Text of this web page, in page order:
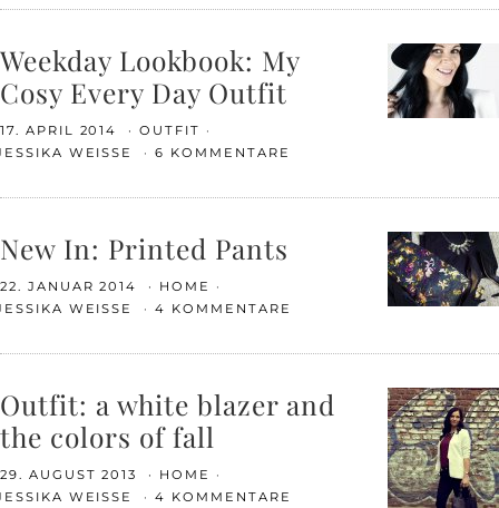
Weekday Lookbook: My
Cosy Every Day Outfit
17. APRIL 2014
OUTFIT
WEISSE
6 KOMMENTARE
New In: Printed Pants
22. JANUAR 2014
HOME
WEISSE
4 KOMMENTARE
Outfit: a white blazer and
the colors of fall
29. AUGUST 2013
HOME
WEISSE
4 KOMMENTARE